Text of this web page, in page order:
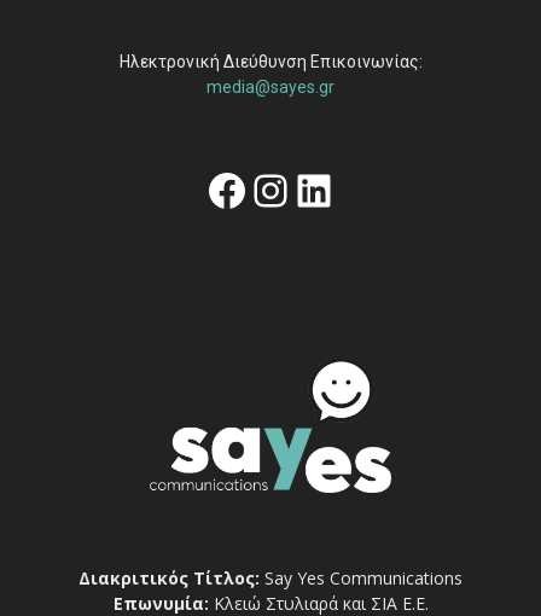
Ηλεκτρονική Διεύθυνση Επικοινωνίας:
media@sayes.gr
Facebook
Instagram
Linkedin
Διακριτικός Τίτλος: Say Yes Communications
Επωνυμία: Κλειώ Στυλιαρά και ΣΙΑ Ε.Ε.